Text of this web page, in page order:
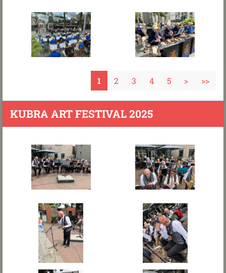
1 2 3 4 5 > >>
KUBRA ART FESTIVAL 2025